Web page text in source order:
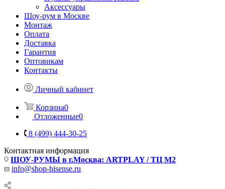
Аксессуары
Шоу-рум в Москве
Монтаж
Оплата
Доставка
Гарантия
Оптовикам
Контакты
Личный кабинет
Корзина0
Отложенные0
8 (499) 444-30-25
Контактная информация
ШОУ-РУМЫ в г.Москва: ARTPLAY / ТЦ М2
info@shop-hisense.ru